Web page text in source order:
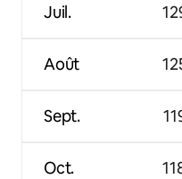
Juil.
Août
Sept.
Oct.